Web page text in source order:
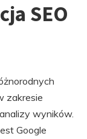
SEO
zakresie
wyników.
Google